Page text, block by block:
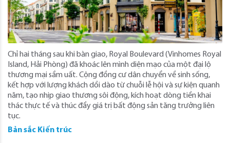
Chỉ hai tháng sau khi bàn giao, Royal Boulevard (Vinhomes Royal
Island, Hải Phòng) đã khoác lên mình diện mạo của một đại lộ
thương mại sầm uất. Cộng đồng cư dân chuyển về sinh sống,
kết hợp với lượng khách dồi dào từ chuỗi lễ hội và sự kiện quanh
năm, tạo nhịp giao thương sôi động, kích hoạt dòng tiền khai
thác thực tế và thúc đẩy giá trị bất động sản tăng trưởng liên
tục.
Bản sắc Kiến trúc